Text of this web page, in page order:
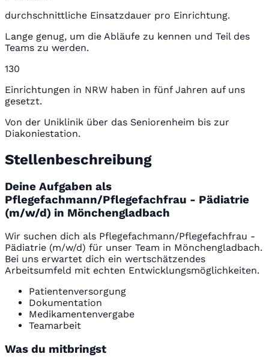
durchschnittliche Einsatzdauer pro Einrichtung.
Lange genug, um die Abläufe zu kennen und Teil des
Teams zu werden.
130
Einrichtungen in NRW haben in fünf Jahren auf uns
gesetzt.
Von der Uniklinik über das Seniorenheim bis zur
Diakoniestation.
Stellenbeschreibung
Deine Aufgaben als
Pflegefachmann/Pflegefachfrau - Pädiatrie
(m/w/d) in Mönchengladbach
Wir suchen dich als Pflegefachmann/Pflegefachfrau -
Pädiatrie (m/w/d) für unser Team in Mönchengladbach.
Bei uns erwartet dich ein wertschätzendes
Arbeitsumfeld mit echten Entwicklungsmöglichkeiten.
Patientenversorgung
Dokumentation
Medikamentenvergabe
Teamarbeit
Was du mitbringst